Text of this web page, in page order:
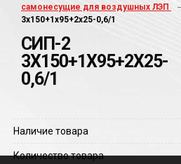
самонесущие для воздушных ЛЭП
3х150+1х95+2х25-0,6/1
СИП-2
3Х150+1Х95+2Х25-
0,6/1
Наличие товара
Количество товара